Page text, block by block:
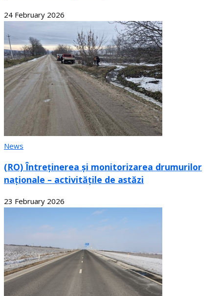
24 February 2026
News
(RO) Întreținerea și monitorizarea drumurilor
naționale – activitățile de astăzi
23 February 2026